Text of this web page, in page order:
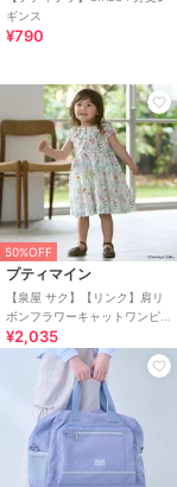
ギンス
¥790
50%OFF
プティマイン
【泉屋 サク】【リンク】肩リ
ボンフラワーキャットワンピ
ース
¥2,035